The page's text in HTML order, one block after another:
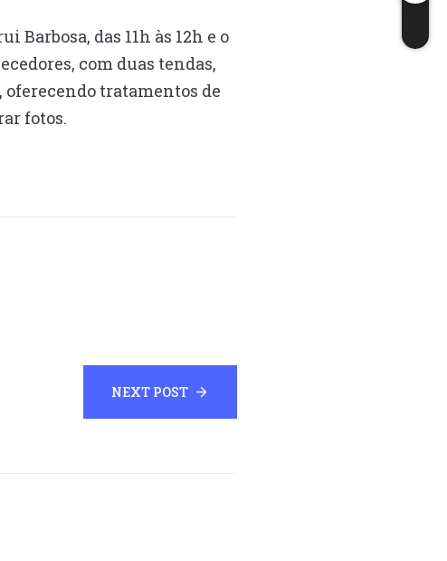
das 11h às 12h e o
com duas tendas,
oferecendo tratamentos de
fotos.
NEXT POST